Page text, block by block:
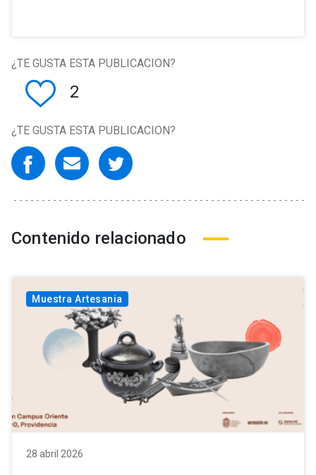
¿TE GUSTA ESTA PUBLICACION?
2
¿TE GUSTA ESTA PUBLICACION?
Contenido relacionado
Muestra Artesania
28 abril 2026